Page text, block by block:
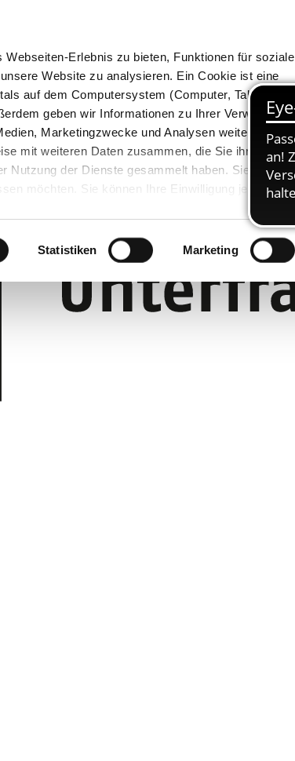
Erlebnis zu bieten, Funktionen für soziale
Website zu analysieren. Ein Cookie ist eine
auf dem Computersystem (Computer, Tablet oder
geben wir Informationen zu Ihrer Verwendung
Marketingzwecke und Analysen weiter. Unsere
mit weiteren Daten zusammen, die Sie ihnen
Nutzung der Dienste gesammelt haben. Sie können
möchten. Sie können Ihre Einwilligung jederzeit
Statistiken Marketing